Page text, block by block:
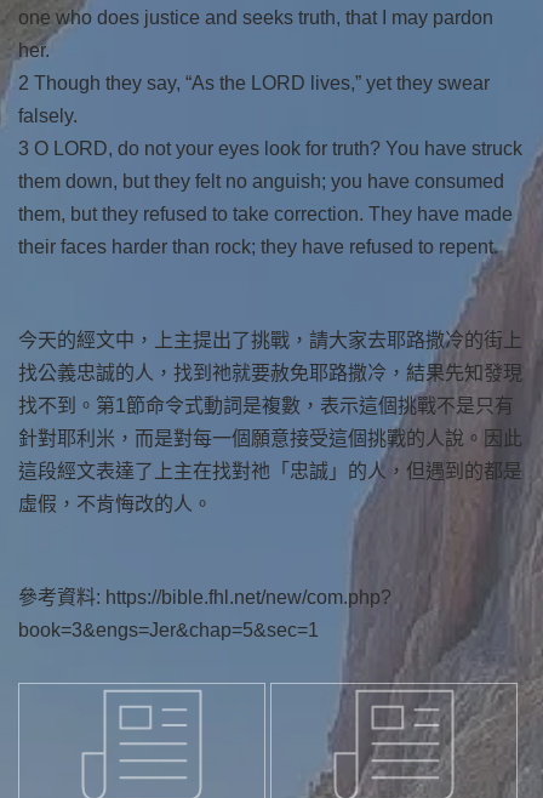
one who does justice and seeks truth, that I may pardon
her.
2 Though they say, “As the LORD lives,” yet they swear
falsely.
3 O LORD, do not your eyes look for truth? You have struck
them down, but they felt no anguish; you have consumed
them, but they refused to take correction. They have made
their faces harder than rock; they have refused to repent.
今天的經文中，上主提出了挑戰，請大家去耶路撒冷的街上
找公義忠誠的人，找到祂就要赦免耶路撒冷，結果先知發現
找不到。第1節命令式動詞是複數，表示這個挑戰不是只有
針對耶利米，而是對每一個願意接受這個挑戰的人說。因此
這段經文表達了上主在找對祂「忠誠」的人，但遇到的都是
虛假，不肯悔改的人。
參考資料: https://bible.fhl.net/new/com.php?
book=3&engs=Jer&chap=5&sec=1